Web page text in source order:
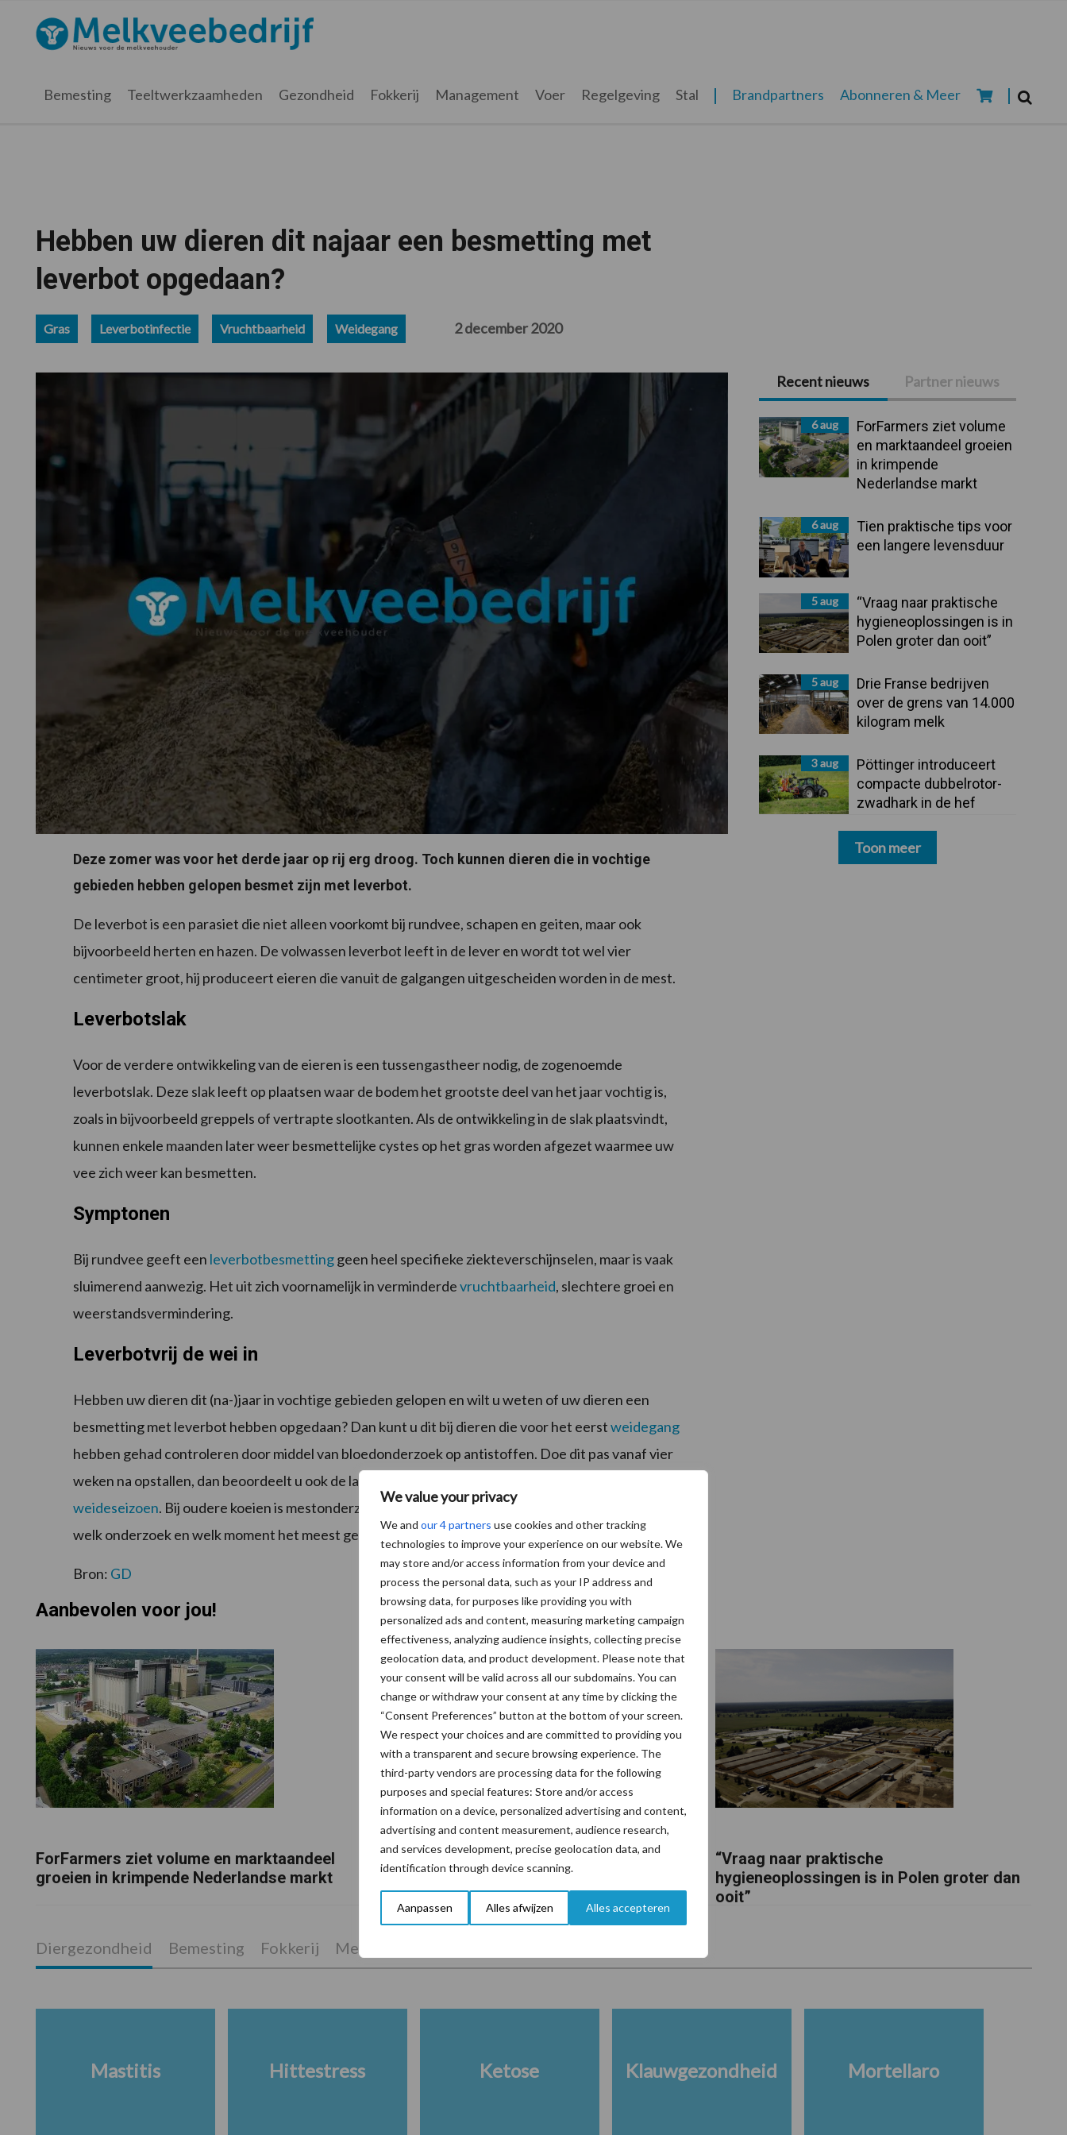
We value your privacy
We and our 4 partners use cookies and other tracking
technologies to improve your experience on our website. We
may store and/or access information from your device and
process the personal data, such as your IP address and
browsing data, for purposes like providing you with
personalized ads and content, measuring marketing campaign
effectiveness, analyzing audience insights, collecting precise
geolocation data, and product development. Please note that
your consent will be valid across all our subdomains. You can
change or withdraw your consent at any time by clicking the
“Consent Preferences” button at the bottom of your screen.
We respect your choices and are committed to providing you
with a transparent and secure browsing experience. The
third-party vendors are processing data for the following
purposes and special features: Store and/or access
information on a device, personalized advertising and content,
advertising and content measurement, audience research,
and services development, precise geolocation data, and
identification through device scanning.
Aanpassen Alles afwijzen Alles accepteren
hoofdnavigatie
hoofd
eerste
voettekst
Melkveebedrijf.nl
Bemesting Teeltwerkzaamheden Gezondheid Fokkerij Management Voer Regelgeving Stal Brandpartners Abonneren & Meer
Hebben uw dieren dit najaar een besmetting met
leverbot opgedaan?
Gras Leverbotinfectie Vruchtbaarheid Weidegang 2 december 2020
Deze zomer was voor het derde jaar op rij erg droog. Toch kunnen dieren die in vochtige
gebieden hebben gelopen besmet zijn met leverbot.
De leverbot is een parasiet die niet alleen voorkomt bij rundvee, schapen en geiten, maar ook
bijvoorbeeld herten en hazen. De volwassen leverbot leeft in de lever en wordt tot wel vier
centimeter groot, hij produceert eieren die vanuit de galgangen uitgescheiden worden in de mest.
Leverbotslak
Voor de verdere ontwikkeling van de eieren is een tussengastheer nodig, de zogenoemde
leverbotslak. Deze slak leeft op plaatsen waar de bodem het grootste deel van het jaar vochtig is,
zoals in bijvoorbeeld greppels of vertrapte slootkanten. Als de ontwikkeling in de slak plaatsvindt,
kunnen enkele maanden later weer besmettelijke cystes op het gras worden afgezet waarmee uw
vee zich weer kan besmetten.
Symptonen
Bij rundvee geeft een leverbotbesmettinggeen heel specifieke ziekteverschijnselen, maar is vaak
sluimerend aanwezig. Het uit zich voornamelijk in verminderdevruchtbaarheid, slechtere groei en
weerstandsvermindering.
Leverbotvrij de wei in
Hebben uw dieren dit (na-)jaar in vochtige gebieden gelopen en wilt u weten of uw dieren een
besmetting met leverbot hebben opgedaan? Dan kunt u dit bij dieren die voor het eerstweidegang
hebben gehad controleren door middel van bloedonderzoek op antistoffen. Doe dit pas vanaf vier
weken na opstallen, dan beoordeelt u ook de laatste (en vaak de meest risicovolle) weken van het
weideseizoen. Bij oudere koeien is mestonderzoek meestal meer zinvol. Overleg met uw dierenarts
welk onderzoek en welk moment het meest geschikt is.
Bron: GD
Primaire
Sidebar
Recent nieuws Partner nieuws
6 aug
ForFarmers ziet volume
en marktaandeel groeien
in krimpende
Nederlandse markt
6 aug
Tien praktische tips voor
een langere levensduur
5 aug
“Vraag naar praktische
hygieneoplossingen is in
Polen groter dan ooit”
5 aug
Drie Franse bedrijven
over de grens van 14.000
kilogram melk
3 aug
Pöttinger introduceert
compacte dubbelrotor-
zwadhark in de hef
Toon meer
Aanbevolen voor jou!
ForFarmers ziet volume en marktaandeel
groeien in krimpende Nederlandse markt
Tien praktische tips voor een langere
levensduur
“Vraag naar praktische
hygieneoplossingen is in Polen groter dan
ooit”
Diergezondheid Bemesting Fokkerij Melkveebedrijf
Mastitis Hittestress Ketose Klauwgezondheid Mortellaro